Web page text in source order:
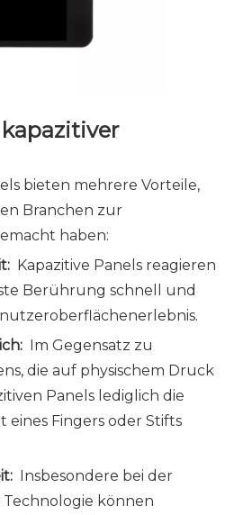
bieten mehrere Vorteile,
Branchen zur
haben:
Kapazitive Panels reagieren
Berührung schnell und
Im Gegensatz zu
die auf physischem Druck
Panels lediglich die
eines Fingers oder Stifts
Insbesondere bei der
können